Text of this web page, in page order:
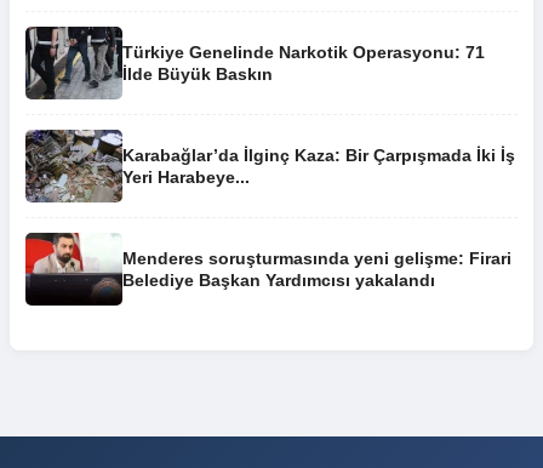
Türkiye Genelinde Narkotik Operasyonu: 71
İlde Büyük Baskın
Karabağlar’da İlginç Kaza: Bir Çarpışmada İki İş
Yeri Harabeye...
Menderes soruşturmasında yeni gelişme: Firari
Belediye Başkan Yardımcısı yakalandı